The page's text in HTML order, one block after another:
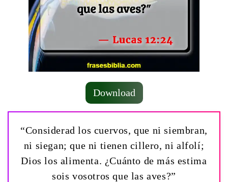
Download
“Considerad los cuervos, que ni siembran,
ni siegan; que ni tienen cillero, ni alfolí;
Dios los alimenta. ¿Cuánto de más estima
sois vosotros que las aves?”